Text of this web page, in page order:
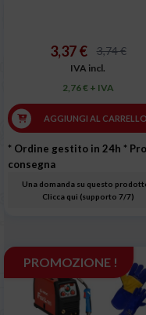
3,37 € 3,74 €
IVA incl.
2,76 € + IVA
AGGIUNGI AL CARRELLO
* Ordine gestito in 24h *
consegna
Una domanda su questo
Clicca qui (supporto 7/7)
PROMOZIONE !